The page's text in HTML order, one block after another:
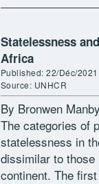
Statelessness
Africa
Published: 22/Déc/2021
Source: UNHCR
By Bronwen
The categories of
statelessness in
dissimilar to
continent. The